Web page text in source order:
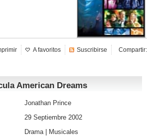
Crear cuenta
Compartir:
A favoritos Suscribirse
American Dreams
Jonathan Prince
29 Septiembre 2002
Drama|
Musicales